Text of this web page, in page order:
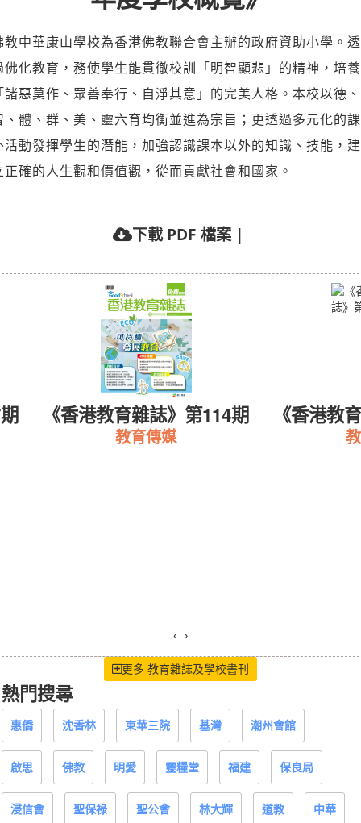
教中華康山學校為香港佛教聯合會主辦的政府資助小學。透
佛化教育，務使學生能貫徹校訓「明智顯悲」的精神，培養
諸惡莫作、眾善奉行、自淨其意」的完美人格。本校以德、
、體、群、美、靈六育均衡並進為宗旨；更透過多元化的課
活動發揮學生的潛能，加強認識課本以外的知識、技能，建
正確的人生觀和價值觀，從而貢獻社會和國家。
下載 PDF 檔案 |
《香港教育雜誌》第114期
教育傳媒
《香港教
‹ ›
更多 教育雜誌及學校書刊
熱門搜尋
惠僑 沈香林 東華三院 基灣 潮州會館
啟思 佛教 明愛 靈糧堂 福建 保良局
浸信會 聖保祿 聖公會 林大輝 道教 中華